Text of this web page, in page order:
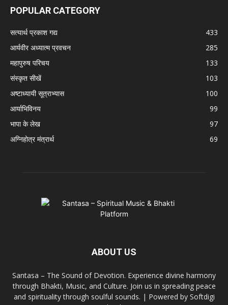
POPULAR CATEGORY
सत्यार्थ प्रकाश गद्य
433
आर्यवीर अध्यात्म प्रवचन
285
महापुरुष परिचय
133
संस्कृत सीखें
103
अष्टाध्यायी सूत्राभ्यास
100
आर्याभिविनय
99
भापा के लेख
97
अग्निहोत्र मंत्रार्थ
69
ABOUT US
Santasa – The Sound of Devotion. Experience divine harmony
through Bhakti, Music, and Culture. Join us in spreading peace
and spirituality through soulful sounds. | Powered by Softdigi